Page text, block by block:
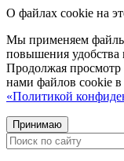
О файлах cookie на
Мы применяем файлы
повышения удобства
Продолжая просмотр
нами файлов cookie в
«Политикой
Принимаю